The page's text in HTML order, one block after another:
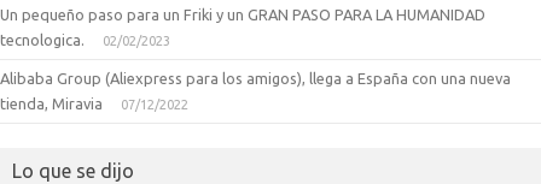
Un pequeño paso para un Friki y un GRAN PASO PARA LA HUMANIDAD
tecnologica.
02/02/2023
Alibaba Group (Aliexpress para los amigos), llega a España con una nueva
tienda, Miravia
07/12/2022
Lo que se dijo